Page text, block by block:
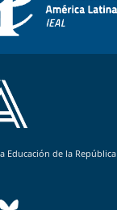
Educación de la República